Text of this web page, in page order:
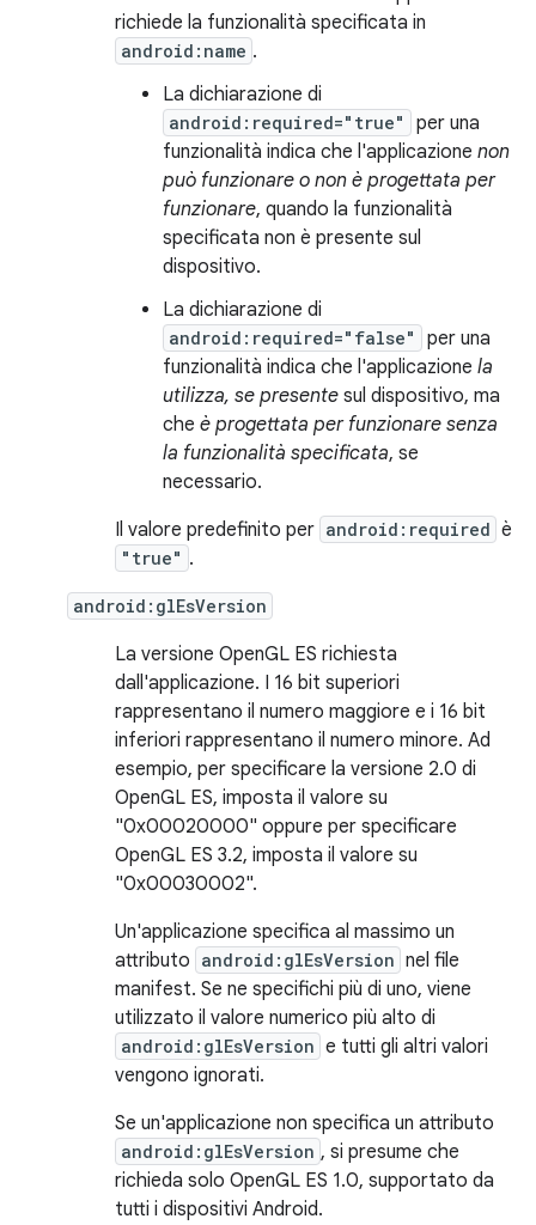
richiede la funzionalità specificata in
android:name .
La dichiarazione di
android:required="true"
per una
funzionalità indica che l'applicazione non
può funzionare o non è progettata per
funzionare, quando la funzionalità
specificata non è presente sul
dispositivo.
La dichiarazione di
android:required="false"
per una
funzionalità indica che l'applicazione la
utilizza, se presente sul dispositivo, ma
che è progettata per funzionare senza
la funzionalità specificata, se
necessario.
Il valore predefinito per android:required è
"true" .
android:glEsVersion
La versione OpenGL ES richiesta
dall'applicazione. I 16 bit superiori
rappresentano il numero maggiore e i 16 bit
inferiori rappresentano il numero minore. Ad
esempio, per specificare la versione 2.0 di
OpenGL ES, imposta il valore su
"0x00020000" oppure per specificare
OpenGL ES 3.2, imposta il valore su
"0x00030002".
Un'applicazione specifica al massimo un
attributo android:glEsVersion nel file
manifest. Se ne specifichi più di uno, viene
utilizzato il valore numerico più alto di
android:glEsVersion e tutti gli altri valori
vengono ignorati.
Se un'applicazione non specifica un attributo
android:glEsVersion , si presume che
richieda solo OpenGL ES 1.0, supportato da
tutti i dispositivi Android.